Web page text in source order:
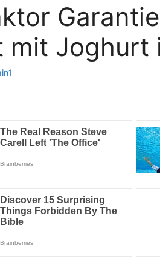
mit Joghurt